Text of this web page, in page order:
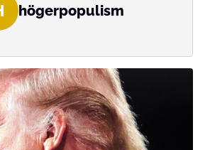
högerpopulism